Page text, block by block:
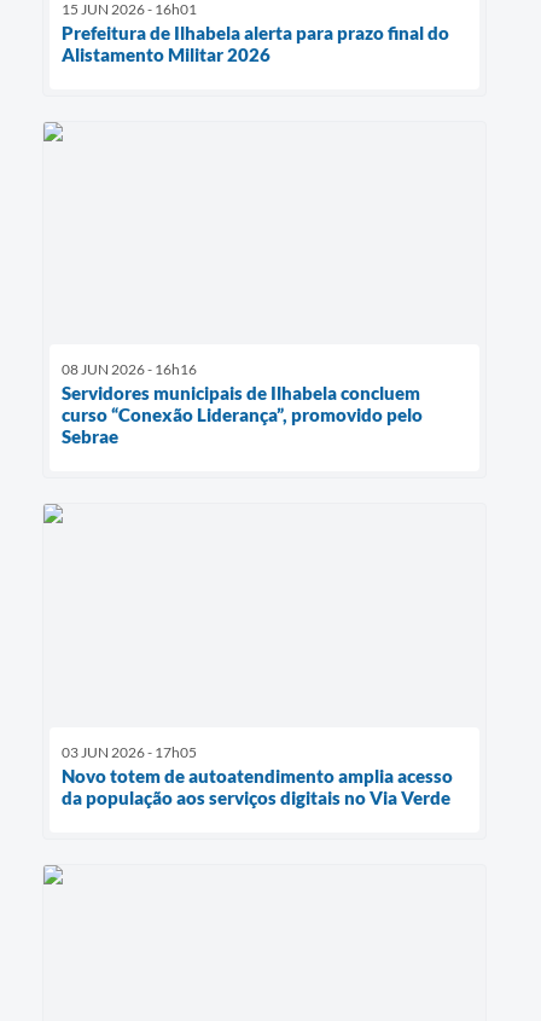
15 JUN 2026 - 16h01
Prefeitura de Ilhabela alerta para prazo final do
Alistamento Militar 2026
08 JUN 2026 - 16h16
Servidores municipais de Ilhabela concluem
curso “Conexão Liderança”, promovido pelo
Sebrae
03 JUN 2026 - 17h05
Novo totem de autoatendimento amplia acesso
da população aos serviços digitais no Via Verde